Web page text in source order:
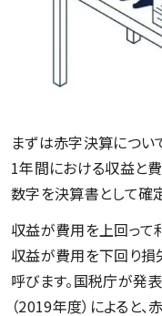
まずは赤字決算につい
1年間における収益と
数字を決算書として確
収益が費用を上回って
収益が費用を下回り損
呼びます。国税庁が発
（2019年度）によると